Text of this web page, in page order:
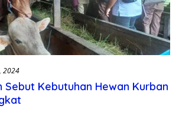
2024
Sebut Kebutuhan Hewan Kurban